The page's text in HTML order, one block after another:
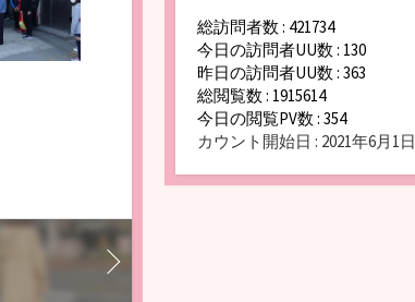
総訪問者数 : 421734
今日の訪問者UU数 : 130
昨日の訪問者UU数 : 363
総閲覧数 : 1915614
今日の閲覧PV数 : 354
カウント開始日 : 2021年6月1日